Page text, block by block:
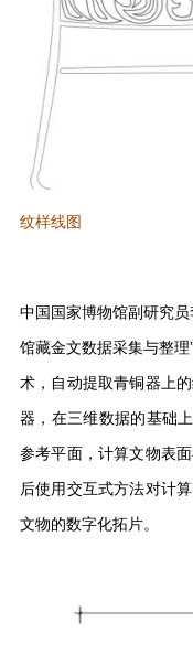
纹样线图
中国国家博物馆副研究
馆藏金文数据采集与整
术，自动提取青铜器上
器，在三维数据的基础
参考平面，计算文物表
后使用交互式方法对计
文物的数字化拓片。